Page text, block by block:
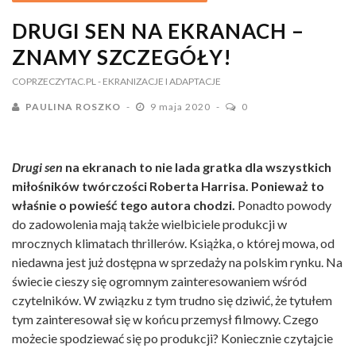
DRUGI SEN NA EKRANACH –
ZNAMY SZCZEGÓŁY!
COPRZECZYTAC.PL - EKRANIZACJE I ADAPTACJE
PAULINA ROSZKO 9 maja 2020 0
Drugi sen na ekranach to nie lada gratka dla wszystkich
miłośników twórczości Roberta Harrisa. Ponieważ to
właśnie o powieść tego autora chodzi. Ponadto powody
do zadowolenia mają także wielbiciele produkcji w
mrocznych klimatach thrillerów. Książka, o której mowa, od
niedawna jest już dostępna w sprzedaży na polskim rynku. Na
świecie cieszy się ogromnym zainteresowaniem wśród
czytelników. W związku z tym trudno się dziwić, że tytułem
tym zainteresował się w końcu przemysł filmowy. Czego
możecie spodziewać się po produkcji? Koniecznie czytajcie